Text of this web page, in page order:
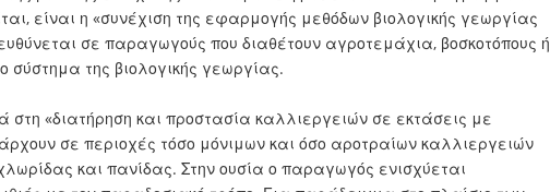
είναι η «συνέχιση της εφαρμογής μεθόδων βιολογικής γεωργίας
σε παραγωγούς που διαθέτουν αγροτεμάχια, βοσκοτόπους ή
σύστημα της βιολογικής γεωργίας.
«διατήρηση και προστασία καλλιεργειών σε εκτάσεις με
σε περιοχές τόσο μόνιμων και όσο αροτραίων καλλιεργειών
και πανίδας. Στην ουσία ο παραγωγός ενισχύεται